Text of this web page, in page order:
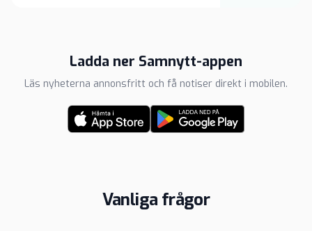
Ladda ner Samnytt-appen
Läs nyheterna annonsfritt och få notiser direkt i mobilen.
Vanliga frågor